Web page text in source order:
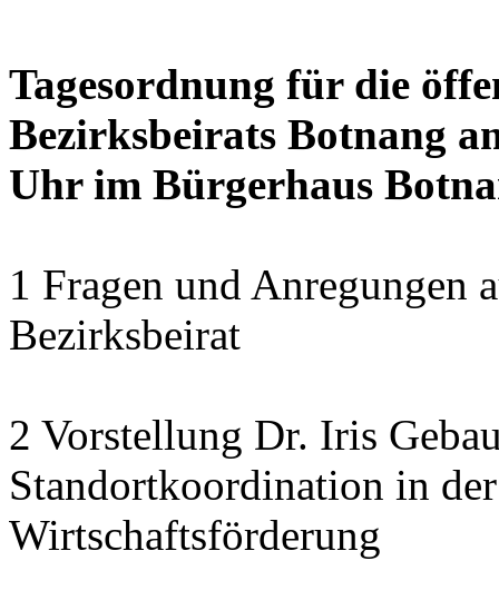
Tagesordnung für die
Bezirksbeirats Botnang
Uhr im Bürgerhaus
1 Fragen und Anregungen
Bezirksbeirat
2 Vorstellung Dr. Iris
Standortkoordination in
Wirtschaftsförderung